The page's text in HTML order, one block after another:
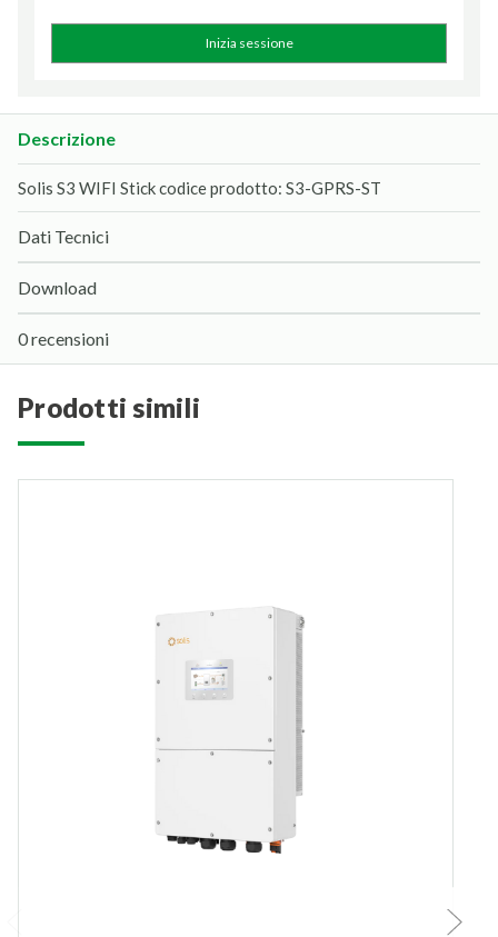
Inizia sessione
Descrizione
Solis S3 WIFI Stick codice prodotto: S3-GPRS-ST
Dati Tecnici
Download
0 recensioni
prodotti simili